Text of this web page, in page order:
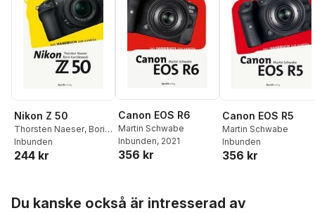
Nikon Z 50
Thorsten Naeser, Boris
Karnikowski
Inbunden
244 kr
Canon EOS R6
Martin Schwabe
Inbunden, 2021
356 kr
Canon EOS R5
Martin Schwabe
Inbunden
356 kr
Du kanske också är intresserad av